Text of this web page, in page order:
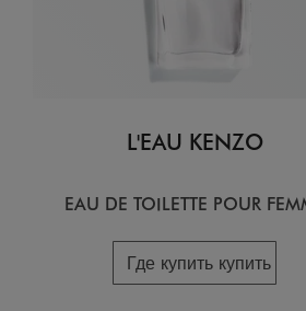
L'EAU KENZO
EAU DE TOILETTE POUR
Где купить купить